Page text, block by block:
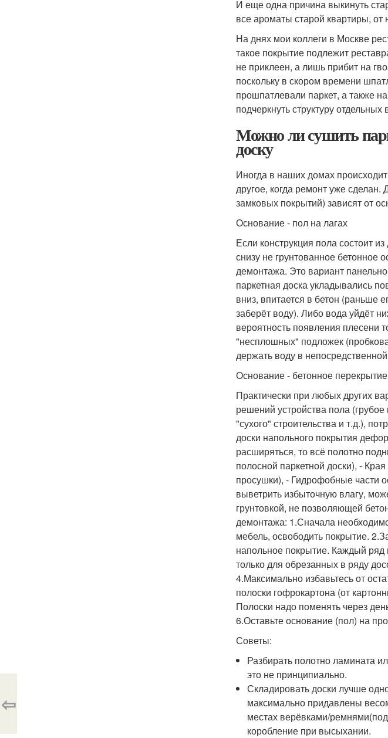
И еще одна причина выкинуть
все ароматы старой квартиры, от
На днях мои коллеги в Москве
такое покрытие подлежит
не приклеен, а лишь прибит на
поскольку в скором времени
прошпатлевали паркет, а также
подчеркнуть структуру
Можно ли сушить
доску
Иногда в наших домах
другое, когда ремонт уже
замковых покрытий) зависят от
Основание - пол на лагах
Если конструкция пола состоит
снизу не грунтованное бетонное
демонтажа. Это вариант
паркетная доска укладывались
вниз, впитается в бетон (раньше
заберёт воду). Либо вода уйдёт
вероятность появления плесени
"несплошных" подложек
держать воду в
Основание - бетонное перекрытие
Практически при любых других
решений устройства пола
"сухого" строительства и т.д.),
доски напольного покрытия
расширяться, то всё полотно
полосной паркетной доски), -
просушки), - Гидрофобные части
выветрить избыточную влагу,
грунтовкой, не позволяющей
демонтажа: 1.Сначала
мебель, освободить покрытие.
напольное покрытие. Каждый
только для обрезанных в ряду
4.Максимально избавьтесь от
полоски гофрокартона (от
Полоски надо поменять через
6.Оставьте основание (пол) на
Советы:
Разбирать полотно ламината
это не принципиально.
Складировать доски лучше
максимально придавлены
местах верёвками/
коробление при высыхании.
⇦